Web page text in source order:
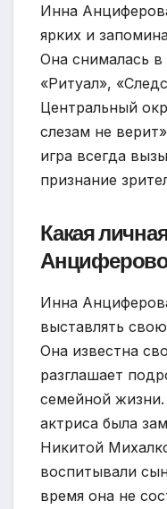
Инна
ярких и
Она снималась в
«Ритуал»,
Центральный
слезам не
игра всегда
признание
Какая
Инна
выставлять
Она известна
разглашает
семейной
актриса была
Никитой
воспитывали
время она не